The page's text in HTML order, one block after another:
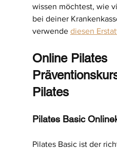
wissen möchtest, wie
bei deiner
verwende diesen
Online Pilates
Pilates
Pilates Basic
Pilates Basic ist der